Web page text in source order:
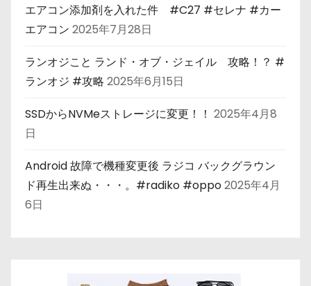
エアコン添加剤を入れた件 #C27 #セレナ #カー
エアコン 2025年7月28日
ランオジこと ランド・オブ・ジェイル 攻略！？ #
ランオジ #攻略 2025年6月15日
SSDからNVMeストレージに変更！！ 2025年4月8
日
Android 故障で機種変更後 ラジコ バックグラウン
ド再生出来ぬ・・・。#radiko #oppo2025年4月
6日